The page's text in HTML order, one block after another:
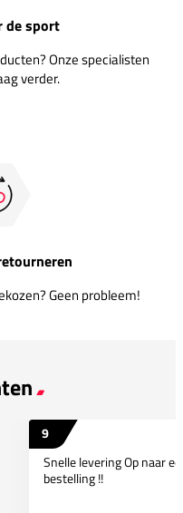
de sport
Onze specialisten
verder.
Geen probleem!
9
Snelle levering Op naar
bestelling !!